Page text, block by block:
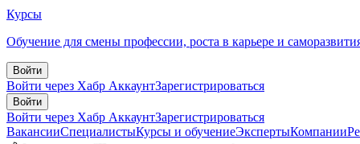
Курсы
Обучение для смены профессии, роста в карьере и
Войти
Войти через Хабр АккаунтЗарегистрироваться
Войти
Войти через Хабр АккаунтЗарегистрироваться
ВакансииСпециалистыКурсы и обучениеЭкспертыКомпании